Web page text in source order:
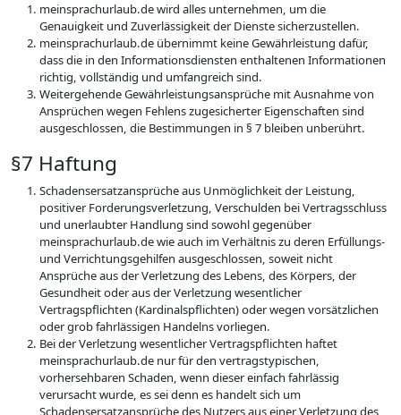
meinsprachurlaub.de wird alles unternehmen, um die
Genauigkeit und Zuverlässigkeit der Dienste sicherzustellen.
meinsprachurlaub.de übernimmt keine Gewährleistung dafür,
dass die in den Informationsdiensten enthaltenen Informationen
richtig, vollständig und umfangreich sind.
Weitergehende Gewährleistungsansprüche mit Ausnahme von
Ansprüchen wegen Fehlens zugesicherter Eigenschaften sind
ausgeschlossen, die Bestimmungen in § 7 bleiben unberührt.
§7 Haftung
Schadensersatzansprüche aus Unmöglichkeit der Leistung,
positiver Forderungsverletzung, Verschulden bei Vertragsschluss
und unerlaubter Handlung sind sowohl gegenüber
meinsprachurlaub.de wie auch im Verhältnis zu deren Erfüllungs-
und Verrichtungsgehilfen ausgeschlossen, soweit nicht
Ansprüche aus der Verletzung des Lebens, des Körpers, der
Gesundheit oder aus der Verletzung wesentlicher
Vertragspflichten (Kardinalspflichten) oder wegen vorsätzlichen
oder grob fahrlässigen Handelns vorliegen.
Bei der Verletzung wesentlicher Vertragspflichten haftet
meinsprachurlaub.de nur für den vertragstypischen,
vorhersehbaren Schaden, wenn dieser einfach fahrlässig
verursacht wurde, es sei denn es handelt sich um
Schadensersatzansprüche des Nutzers aus einer Verletzung des